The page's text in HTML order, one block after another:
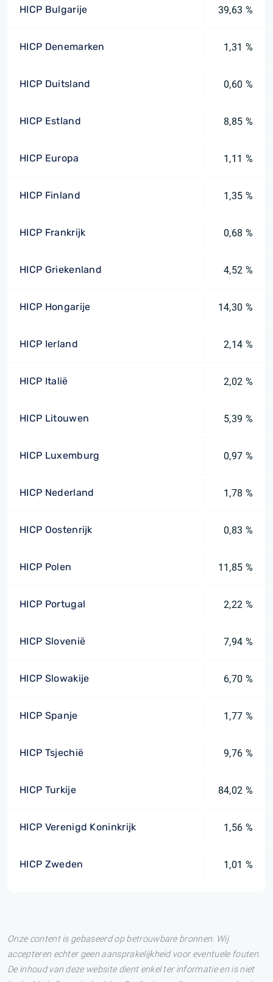
HICP Bulgarije 39,63 %
HICP Denemarken 1,31 %
HICP Duitsland 0,60 %
HICP Estland 8,85 %
HICP Europa 1,11 %
HICP Finland 1,35 %
HICP Frankrijk 0,68 %
HICP Griekenland 4,52 %
HICP Hongarije 14,30 %
HICP Ierland 2,14 %
HICP Italië 2,02 %
HICP Litouwen 5,39 %
HICP Luxemburg 0,97 %
HICP Nederland 1,78 %
HICP Oostenrijk 0,83 %
HICP Polen 11,85 %
HICP Portugal 2,22 %
HICP Slovenië 7,94 %
HICP Slowakije 6,70 %
HICP Spanje 1,77 %
HICP Tsjechië 9,76 %
HICP Turkije 84,02 %
HICP Verenigd Koninkrijk 1,56 %
HICP Zweden 1,01 %
Onze content is gebaseerd op betrouwbare bronnen. Wij
accepteren echter geen aansprakelijkheid voor eventuele fouten.
De inhoud van deze website dient enkel ter informatie en is niet